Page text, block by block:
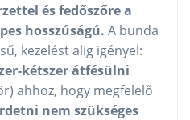
és fedőszőre a
hosszúságú. A bunda
kezelést alig igényel:
kétszer átfésülni
ahhoz, hogy megfelelő
nem szükséges